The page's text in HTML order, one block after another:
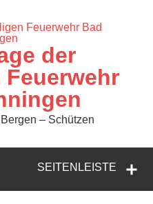
der
– Schützen
SEITENLEISTE